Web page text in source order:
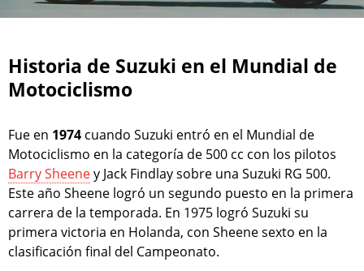
Historia de Suzuki en el Mundial de
Motociclismo
Fue en 1974 cuando Suzuki entró en el Mundial de
Motociclismo en la categoría de 500 cc con los pilotos
Barry Sheeney Jack Findlay sobre una Suzuki RG 500.
Este año Sheene logró un segundo puesto en la primera
carrera de la temporada. En 1975 logró Suzuki su
primera victoria en Holanda, con Sheene sexto en la
clasificación final del Campeonato.